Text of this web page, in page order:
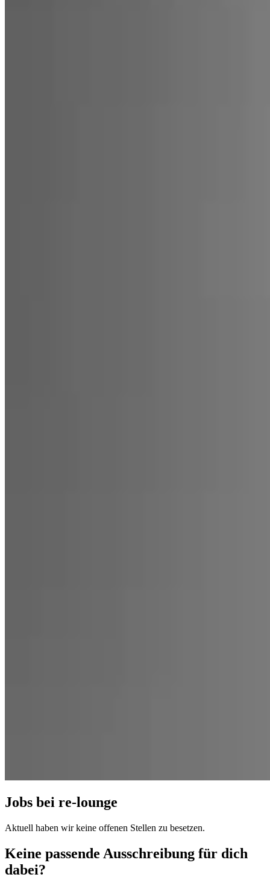
Jobs bei re-lounge
Aktuell haben wir keine offenen Stellen zu besetzen.
Keine passende Ausschreibung für dich
dabei?